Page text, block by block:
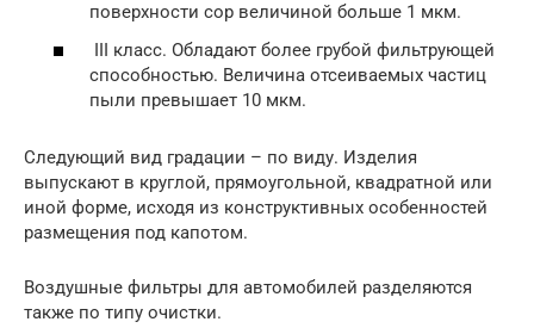
поверхности сор величиной больше 1 мкм.
III класс. Обладают более грубой фильтрующей
способностью. Величина отсеиваемых частиц
пыли превышает 10 мкм.
Следующий вид градации – по виду. Изделия
выпускают в круглой, прямоугольной, квадратной или
иной форме, исходя из конструктивных особенностей
размещения под капотом.
Воздушные фильтры для автомобилей разделяются
также по типу очистки.